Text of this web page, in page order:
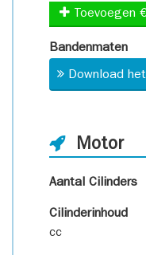
Toevoegen
Bandenmaten
Download
Motor
Aantal Cilinders
Cilinderinhoud
cc